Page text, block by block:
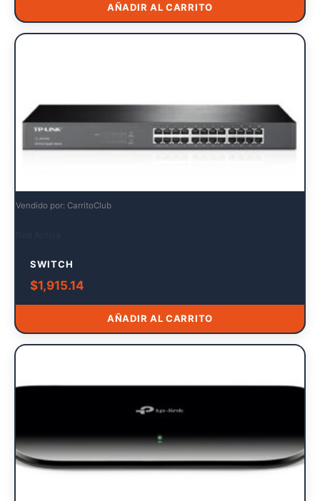
AÑADIR AL CARRITO
Vendido por: CarritoClub
SWITCH
$1,915.14
AÑADIR AL CARRITO